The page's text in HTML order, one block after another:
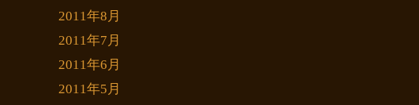
2011年8月
2011年7月
2011年6月
2011年5月